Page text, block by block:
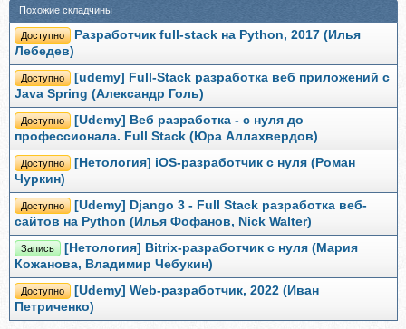
Похожие складчины
Доступно
Разработчик full-stack на Python, 2017 (Илья
Лебедев)
Доступно
[udemy] Full-Stack разработка веб приложений с
Java Spring (Александр Голь)
Доступно
[Udemy] Веб разработка - с нуля до
профессионала. Full Stack (Юра Аллахвердов)
Доступно
[Нетология] iOS-разработчик с нуля (Роман
Чуркин)
Доступно
[Udemy] Django 3 - Full Stack разработка веб-
сайтов на Python (Илья Фофанов, Nick Walter)
Запись
[Нетология] Bitrix-разработчик с нуля (Мария
Кожанова, Владимир Чебукин)
Доступно
[Udemy] Web-разработчик, 2022 (Иван
Петриченко)